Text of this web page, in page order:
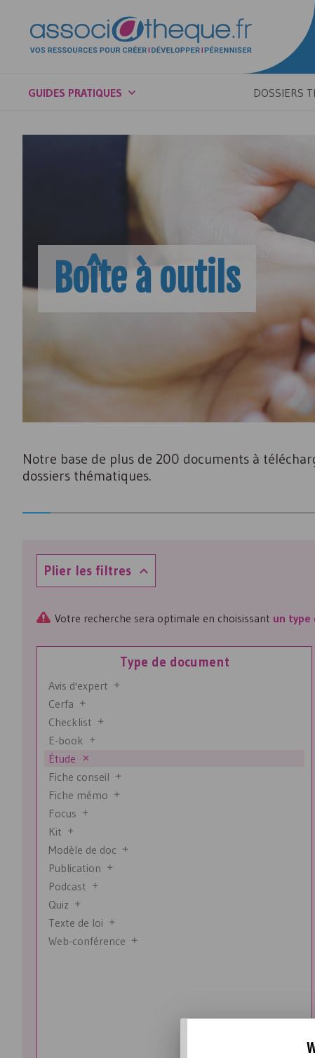
GUIDES PRATIQUES DOSSIERS
Boîte à outils
Notre base de plus de 200 documents à
dossiers thématiques.
Plier les filtres
Votre recherche sera optimale en choisissant un type
Type de document
Avis d'expert
Cerfa
Checklist
E-book
Étude
Fiche conseil
Fiche mémo
Focus
Kit
Modèle de doc
Publication
Podcast
Quiz
Texte de loi
Web-conférence